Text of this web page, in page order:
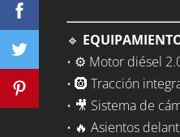
🔹
• ⚙️ Motor diésel
• 🛞 Tracción
• 🎥 Sistema de
• 🔥 Asientos